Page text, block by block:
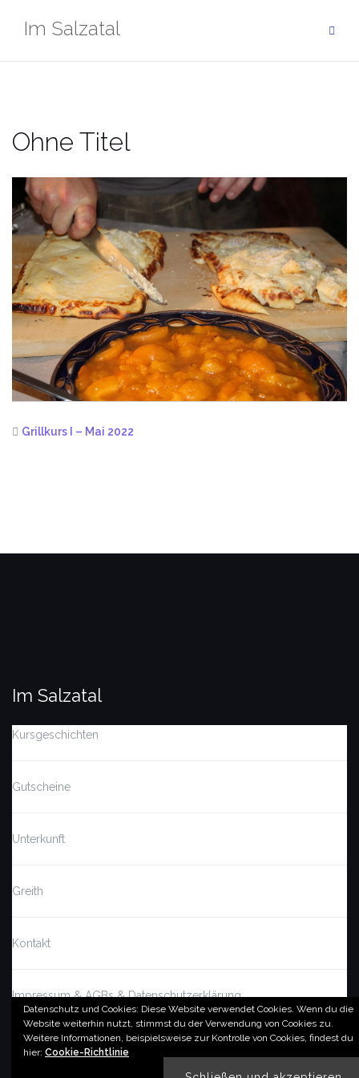
InhaltIm Salzatal
Ohne Titel
Grillkurs I – Mai 2022
Datenschutz und Cookies: Diese Website verwendet Cookies. Wenn du die
Website weiterhin nutzt, stimmst du der Verwendung von Cookies zu.
Weitere Informationen, beispielsweise zur Kontrolle von Cookies, findest du
hier: Cookie-Richtlinie
Im Salzatal
Kursgeschichten
Gutscheine
Unterkunft
Greith
Kontakt
Impressum & AGBs & Datenschutzerklärung
© by imSalzatal.at